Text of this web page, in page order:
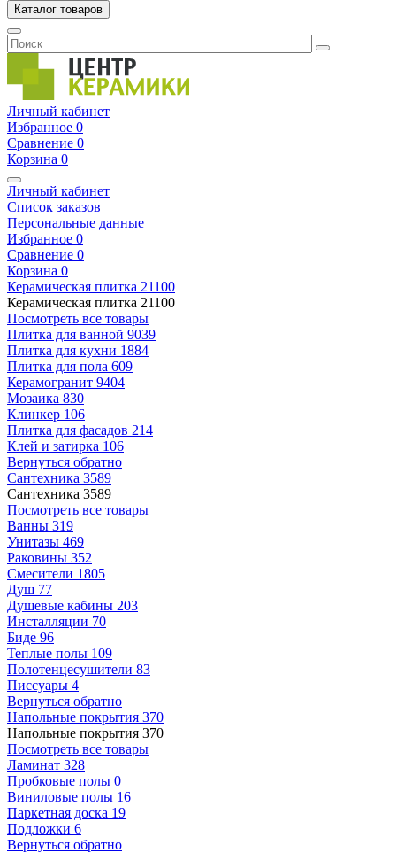
Каталог товаров
Личный кабинет
Избранное 0
Сравнение 0
Корзина 0
Личный кабинет
Список заказов
Персональные данные
Избранное 0
Сравнение 0
Корзина 0
Керамическая плитка 21100
Керамическая плитка 21100
Посмотреть все товары
Плитка для ванной 9039
Плитка для кухни 1884
Плитка для пола 609
Керамогранит 9404
Мозаика 830
Клинкер 106
Плитка для фасадов 214
Клей и затирка 106
Вернуться обратно
Сантехника 3589
Сантехника 3589
Посмотреть все товары
Ванны 319
Унитазы 469
Раковины 352
Смесители 1805
Душ 77
Душевые кабины 203
Инсталляции 70
Биде 96
Теплые полы 109
Полотенцесушители 83
Писсуары 4
Вернуться обратно
Напольные покрытия 370
Напольные покрытия 370
Посмотреть все товары
Ламинат 328
Пробковые полы 0
Виниловые полы 16
Паркетная доска 19
Подложки 6
Вернуться обратно